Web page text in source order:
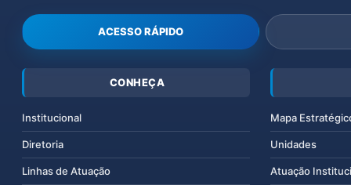
ACESSO RÁPIDO
CONHEÇA
Institucional
Diretoria
Linhas de Atuação
Mapa
Unidades
Atuação